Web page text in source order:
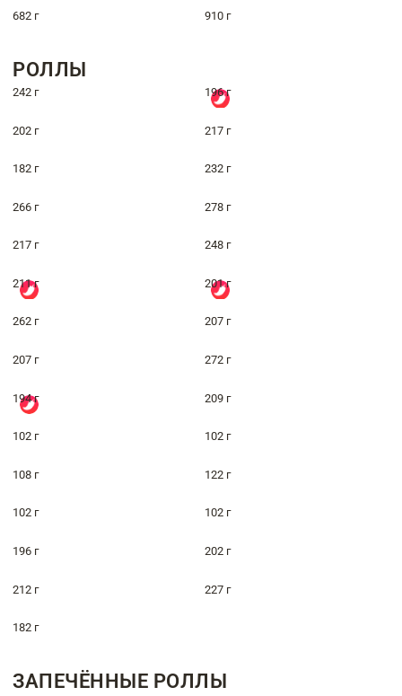
682 г 910 г
РОЛЛЫ
242 г 196 г
202 г 217 г
182 г 232 г
266 г 278 г
217 г 248 г
211 г 201 г
262 г 207 г
207 г 272 г
194 г 209 г
102 г 102 г
108 г 122 г
102 г 102 г
196 г 202 г
212 г 227 г
182 г
ЗАПЕЧЁННЫЕ РОЛЛЫ